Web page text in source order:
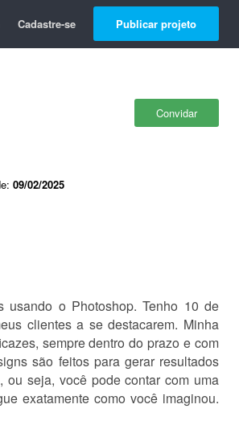
Cadastre-se Publicar projeto
Convidar
09/02/2025
usando o Photoshop. Tenho 10 de
clientes a se destacarem. Minha
sempre dentro do prazo e com
são feitos para gerar resultados
ou seja, você pode contar com uma
exatamente como você imaginou.